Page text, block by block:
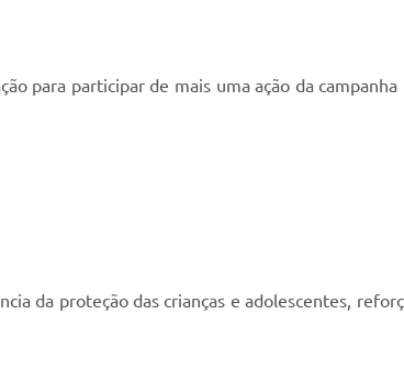
para participar de mais uma ação da
da proteção das crianças e adolescentes,